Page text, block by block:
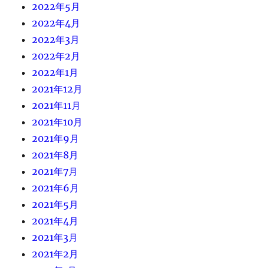
2022年5月
2022年4月
2022年3月
2022年2月
2022年1月
2021年12月
2021年11月
2021年10月
2021年9月
2021年8月
2021年7月
2021年6月
2021年5月
2021年4月
2021年3月
2021年2月